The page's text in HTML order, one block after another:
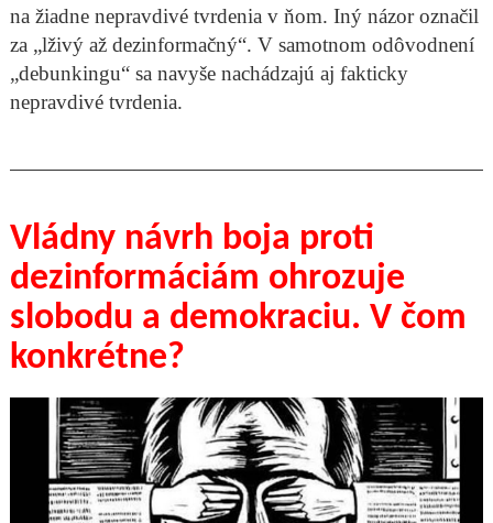
na žiadne nepravdivé tvrdenia v ňom. Iný názor označil
za „lživý až dezinformačný“. V samotnom odôvodnení
„debunkingu“ sa navyše nachádzajú aj fakticky
nepravdivé tvrdenia.
Vládny návrh boja proti
dezinformáciám ohrozuje
slobodu a demokraciu. V čom
konkrétne?